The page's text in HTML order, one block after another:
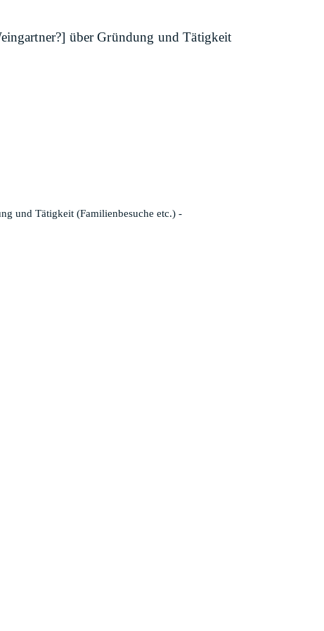
über Gründung und Tätigkeit
und Tätigkeit (Familienbesuche etc.) -